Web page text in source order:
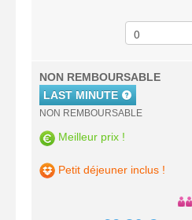
NON REMBOURSABLE
LAST MINUTE
NON REMBOURSABLE
Meilleur prix !
Petit déjeuner inclus !